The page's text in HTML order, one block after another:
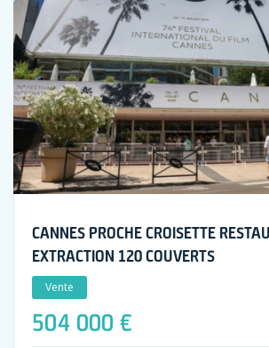
CANNES PROCHE CROISETTE
EXTRACTION 120 COUVERTS
Vente
504 000 €